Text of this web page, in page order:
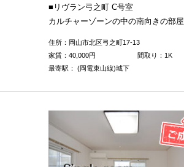
■リヴラン弓之町 C号室
カルチャーゾーンの中の南向きの部屋
住所：岡山市北区弓之町17-13
家賃： 40,000円
間取り：1K
最寄駅： (岡電東山線)城下